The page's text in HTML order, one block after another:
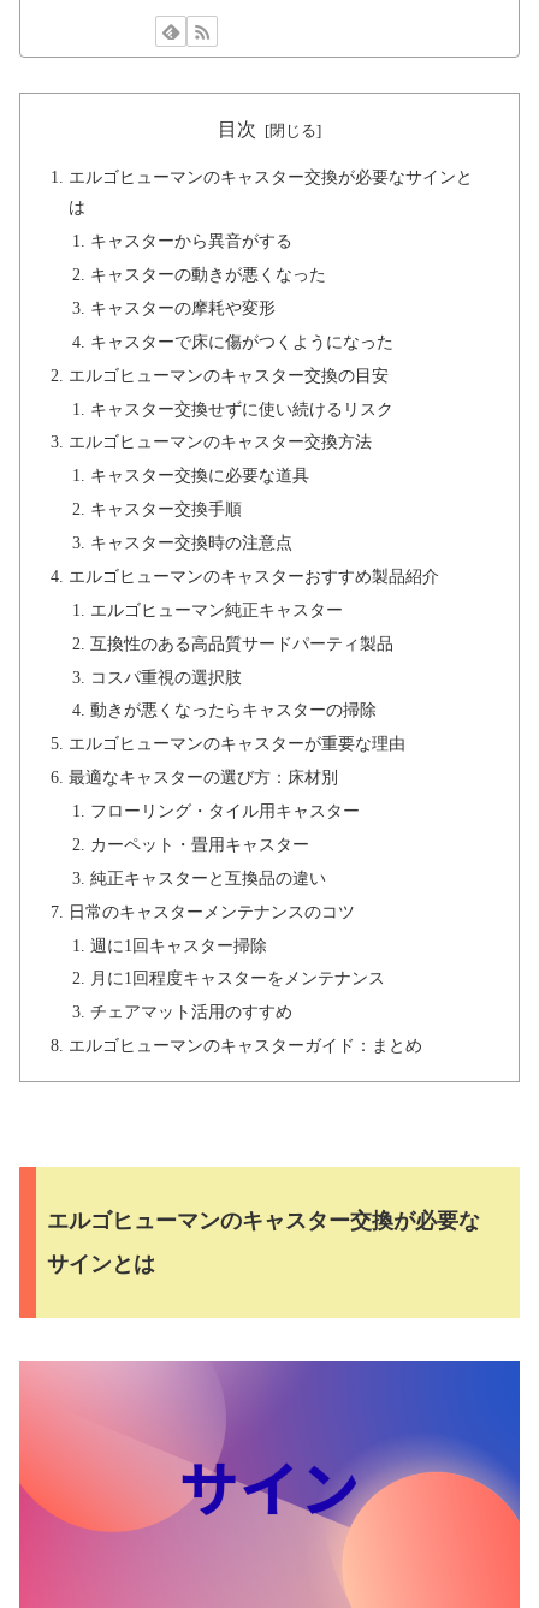
目次
エルゴヒューマンのキャスター交換が必要なサインと
は
キャスターから異音がする
キャスターの動きが悪くなった
キャスターの摩耗や変形
キャスターで床に傷がつくようになった
エルゴヒューマンのキャスター交換の目安
キャスター交換せずに使い続けるリスク
エルゴヒューマンのキャスター交換方法
キャスター交換に必要な道具
キャスター交換手順
キャスター交換時の注意点
エルゴヒューマンのキャスターおすすめ製品紹介
エルゴヒューマン純正キャスター
互換性のある高品質サードパーティ製品
コスパ重視の選択肢
動きが悪くなったらキャスターの掃除
エルゴヒューマンのキャスターが重要な理由
最適なキャスターの選び方：床材別
フローリング・タイル用キャスター
カーペット・畳用キャスター
純正キャスターと互換品の違い
日常のキャスターメンテナンスのコツ
週に1回キャスター掃除
月に1回程度キャスターをメンテナンス
チェアマット活用のすすめ
エルゴヒューマンのキャスターガイド：まとめ
エルゴヒューマンのキャスター交換が必要な
サインとは